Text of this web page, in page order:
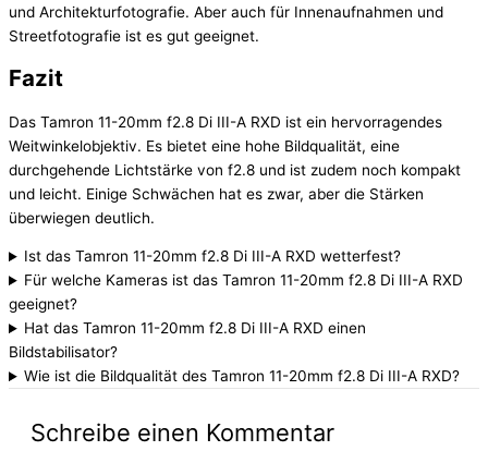
und Architekturfotografie. Aber auch für Innenaufnahmen und
Streetfotografie ist es gut geeignet.
Fazit
Das Tamron 11-20mm f2.8 Di III-A RXD ist ein hervorragendes
Weitwinkelobjektiv. Es bietet eine hohe Bildqualität, eine
durchgehende Lichtstärke von f2.8 und ist zudem noch kompakt
und leicht. Einige Schwächen hat es zwar, aber die Stärken
überwiegen deutlich.
Ist das Tamron 11-20mm f2.8 Di III-A RXD wetterfest?
Für welche Kameras ist das Tamron 11-20mm f2.8 Di III-A RXD
geeignet?
Hat das Tamron 11-20mm f2.8 Di III-A RXD einen
Bildstabilisator?
Wie ist die Bildqualität des Tamron 11-20mm f2.8 Di III-A RXD?
Schreibe einen Kommentar